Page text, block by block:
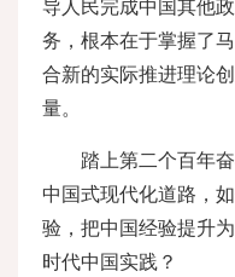
导人民完成中国其他
务，根本在于掌握了
合新的实际推进理论
量。
踏上第二个百年
中国式现代化道路，
验，把中国经验提升
时代中国实践？